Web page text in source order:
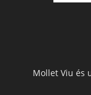
Mollet Viu és